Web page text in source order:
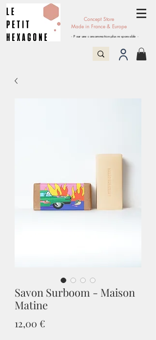
Concept Store
Made in France & Europe
- Pour une consommation plus responsable -
Savon Surboom - Maison
Matine
12,00 €